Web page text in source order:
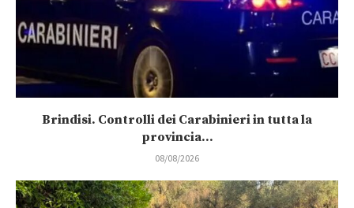
Brindisi. Controlli dei Carabinieri in tutta la
provincia...
08/08/2026